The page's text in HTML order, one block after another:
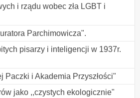
i rządu wobec zła LGBT i
Parchimowicza".
pisarzy i inteligencji w 1937r.
Paczki i Akademia Przyszłości"
jako ,,czystych ekologicznie"